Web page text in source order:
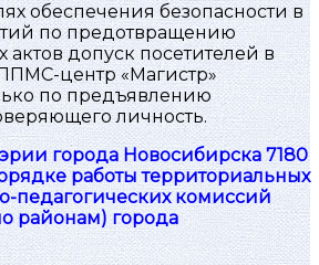
обеспечения безопасности в
по предотвращению
актов допуск посетителей в
центр «Магистр»
по предъявлению
личность.
города Новосибирска 7180
работы территориальных
педагогических комиссий
районам) города